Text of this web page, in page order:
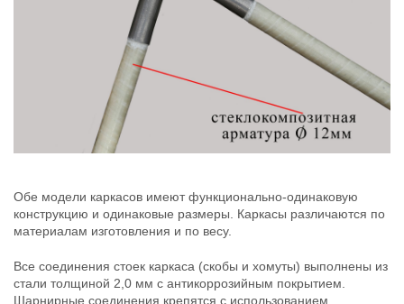
Обе модели каркасов имеют функционально-одинаковую
конструкцию и одинаковые размеры. Каркасы различаются по
материалам изготовления и по весу.
Все соединения стоек каркаса (скобы и хомуты) выполнены из
стали толщиной 2,0 мм с антикоррозийным покрытием.
Шарнирные соединения крепятся с использованием